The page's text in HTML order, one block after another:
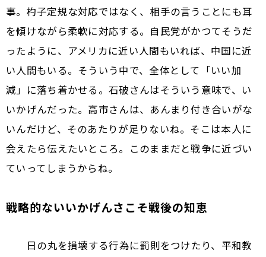
事。杓子定規な対応ではなく、相手の言うことにも耳
を傾けながら柔軟に対応する。自民党がかつてそうだ
ったように、アメリカに近い人間もいれば、中国に近
い人間もいる。そういう中で、全体として「いい加
減」に落ち着かせる。石破さんはそういう意味で、い
いかげんだった。高市さんは、あんまり付き合いがな
いんだけど、そのあたりが足りないね。そこは本人に
会えたら伝えたいところ。このままだと戦争に近づい
ていってしまうからね。
戦略的ないいかげんさこそ戦後の知恵
――日の丸を損壊する行為に罰則をつけたり、平和教